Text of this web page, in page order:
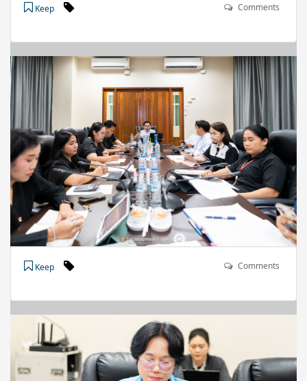
Keep Comments
Keep Comments